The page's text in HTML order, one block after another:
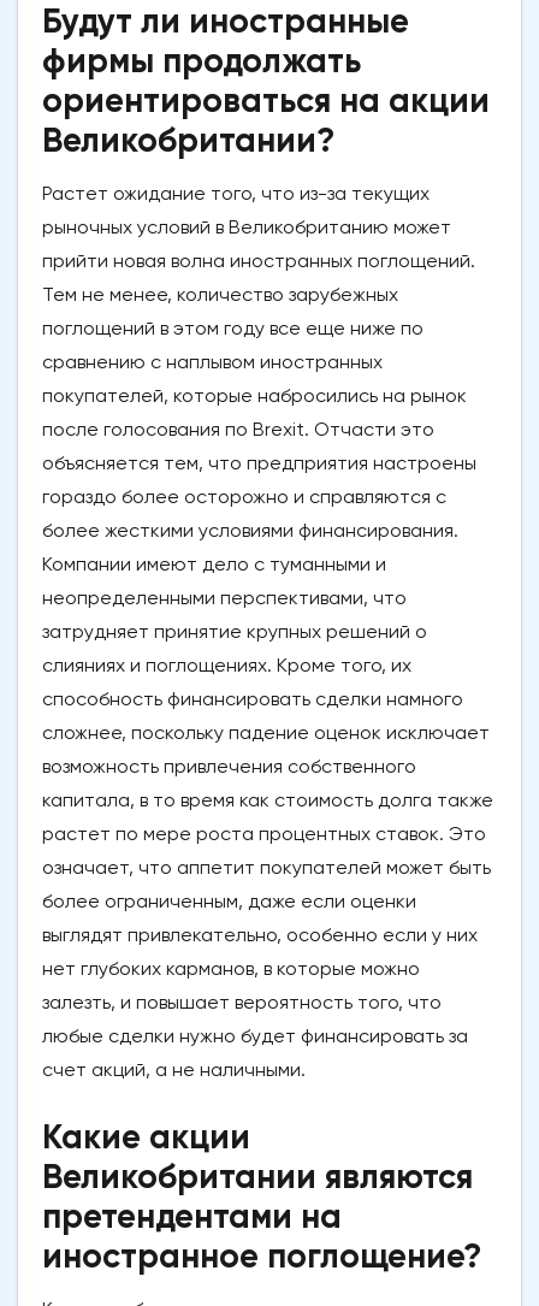
Будут ли иностранные
фирмы продолжать
ориентироваться на акции
Великобритании?
Растет ожидание того, что из-за текущих
рыночных условий в Великобританию может
прийти новая волна иностранных поглощений.
Тем не менее, количество зарубежных
поглощений в этом году все еще ниже по
сравнению с наплывом иностранных
покупателей, которые набросились на рынок
после голосования по Brexit. Отчасти это
объясняется тем, что предприятия настроены
гораздо более осторожно и справляются с
более жесткими условиями финансирования.
Компании имеют дело с туманными и
неопределенными перспективами, что
затрудняет принятие крупных решений о
слияниях и поглощениях. Кроме того, их
способность финансировать сделки намного
сложнее, поскольку падение оценок исключает
возможность привлечения собственного
капитала, в то время как стоимость долга также
растет по мере роста процентных ставок. Это
означает, что аппетит покупателей может быть
более ограниченным, даже если оценки
выглядят привлекательно, особенно если у них
нет глубоких карманов, в которые можно
залезть, и повышает вероятность того, что
любые сделки нужно будет финансировать за
счет акций, а не наличными.
Какие акции
Великобритании являются
претендентами на
иностранное поглощение?